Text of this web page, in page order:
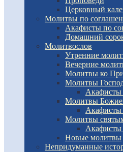
Церковный
Молитвы по
Акафисты по
Домашний
Молитвослов
Утренние
Вечерние
Молитвы ко
Молитвы
Акафисты
Молитвы
Молитвы
Акафисты
Новые молитвы
Непридуманные